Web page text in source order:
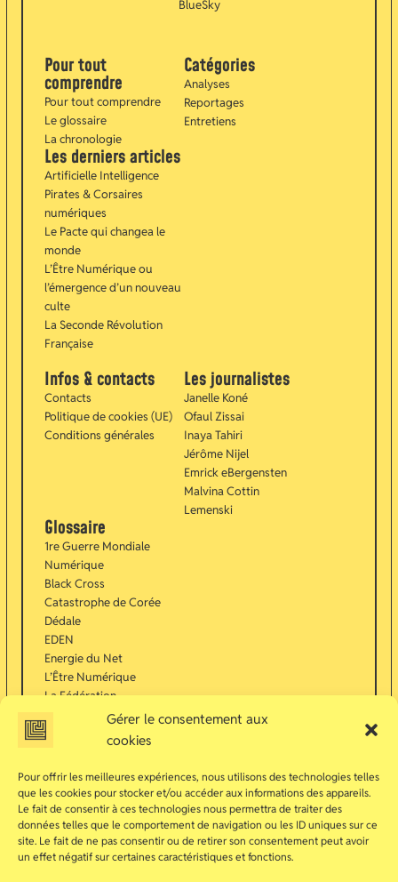
Gérer le consentement aux
cookies
Pour offrir les meilleures expériences, nous utilisons des technologies telles
que les cookies pour stocker et/ou accéder aux informations des appareils.
Le fait de consentir à ces technologies nous permettra de traiter des
données telles que le comportement de navigation ou les ID uniques sur ce
site. Le fait de ne pas consentir ou de retirer son consentement peut avoir
un effet négatif sur certaines caractéristiques et fonctions.
BlueSky
Pour tout
comprendre
Pour tout comprendre
Le glossaire
La chronologie
Catégories
Analyses
Reportages
Entretiens
Les derniers articles
Artificielle Intelligence
Pirates & Corsaires
numériques
Le Pacte qui changea le
monde
L’Être Numérique ou
l’émergence d’un nouveau
culte
La Seconde Révolution
Française
Infos & contacts
Contacts
Politique de cookies (UE)
Conditions générales
Les journalistes
Janelle Koné
Ofaul Zissai
Inaya Tahiri
Jérôme Nijel
Emrick eBergensten
Malvina Cottin
Lemenski
Glossaire
1re Guerre Mondiale
Numérique
Black Cross
Catastrophe de Corée
Dédale
EDEN
Energie du Net
L’Être Numérique
La Fédération
Lisa Humphrey
Machine à Rêves
Masques connectés
Navi
Net Libre et Net
Contaminé
Nocturne
Non-Citoyens